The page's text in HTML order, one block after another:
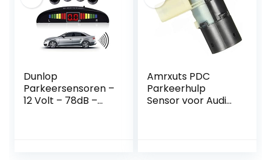
Dunlop
Parkeersensoren –
12 Volt – 78dB –
Amrxuts PDC
Parkeerhulp
Sensor voor Audi